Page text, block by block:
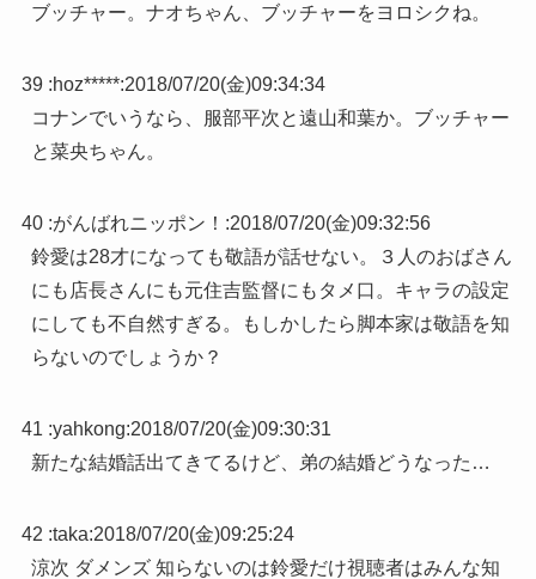
ブッチャー。ナオちゃん、ブッチャーをヨロシクね。
39 :hoz*****:2018/07/20(金)09:34:34
コナンでいうなら、服部平次と遠山和葉か。ブッチャー
と菜央ちゃん。
40 :がんばれニッポン！ :2018/07/20(金)09:32:56
鈴愛は28才になっても敬語が話せない。３人のおばさん
にも店長さんにも元住吉監督にもタメ口。キャラの設定
にしても不自然すぎる。もしかしたら脚本家は敬語を知
らないのでしょうか？
41 :yahkong:2018/07/20(金)09:30:31
新たな結婚話出てきてるけど、弟の結婚どうなった…
42 :taka:2018/07/20(金)09:25:24
涼次 ダメンズ 知らないのは鈴愛だけ視聴者はみんな知